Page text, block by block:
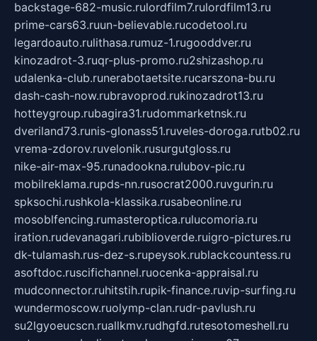
backstage-682-music.rulordfilm7.rulordfilm13.ru
prime-cars63.ruun-believable.rucodetool.ru
legardoauto.rulithasa.rumuz-1.rugooddver.ru
kinozadrot-3.ruqr-plus-promo.ru2shizashop.ru
udalenka-club.runerabotaetsite.rucarszona-bu.ru
dash-cash-now.rubravoprod.rukinozadrot13.ru
hotteygroup.rubagira31.rudommarketnsk.ru
dveriland73.runis-glonass51.ruveles-doroga.rutb02.ru
vrema-zdorov.ruvelonik.rusurgutgloss.ru
nike-air-max-95.runadookna.rulubov-pic.ru
mobilreklama.rupds-nn.rusocrat2000.ruvgurin.ru
spksochi.rushkola-klassika.rusabeonline.ru
mosoblfencing.rumasteroptica.rulucomoria.ru
iration.rudevanagari.rubiblioverde.ruigro-pictures.ru
dk-tulamash.rus-dez-s.rupeysok.rublackcountess.ru
asoftdoc.ruscifichannel.ruocenka-appraisal.ru
mudconnector.ruhitstih.rupik-finance.ruvip-surfing.ru
wundermoscow.ruolymp-clan.rudr-pavlush.ru
su2lgyoeucscn.ruallkmv.rudhgfd.rutesotomeshell.ru